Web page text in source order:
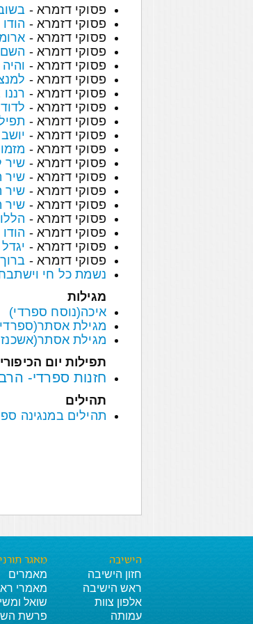
פסוקי דזמרא -
פסוקי דזמרא -
פסוקי דזמרא -
פסוקי דזמרא -
פסוקי דזמרא -
פסוקי דזמרא -
פסוקי דזמרא -
פסוקי דזמרא -
פסוקי דזמרא -
פסוקי דזמרא -
פסוקי דזמרא -
פסוקי דזמרא - שיר
פסוקי דזמרא - שיר
פסוקי דזמרא - שיר
פסוקי דזמרא - שיר
פסוקי דזמרא -
פסוקי דזמרא -
פסוקי דזמרא -
פסוקי דזמרא -
נשמת כל חי
מגילות
איכה(נוסח ספרדי)
מגילת
מגילת
תפילות יום
חזנות ספרדי- הרב
תהילים
תהילים במנגינה
הישיבה
חזון הישיבה
ראש הישיבה
אלפון צוות
עמותה
מאגר תורני
מאמרים
מאמרי
שואל
פרשת